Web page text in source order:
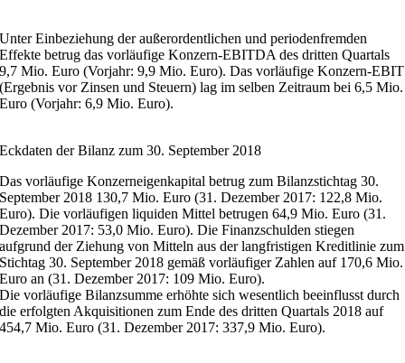
Unter Einbeziehung der außerordentlichen und periodenfremden
Effekte betrug das vorläufige Konzern-EBITDA des dritten Quartals
9,7 Mio. Euro (Vorjahr: 9,9 Mio. Euro). Das vorläufige Konzern-EBIT
(Ergebnis vor Zinsen und Steuern) lag im selben Zeitraum bei 6,5 Mio.
Euro (Vorjahr: 6,9 Mio. Euro).
Eckdaten der Bilanz zum 30. September 2018
Das vorläufige Konzerneigenkapital betrug zum Bilanzstichtag 30.
September 2018 130,7 Mio. Euro (31. Dezember 2017: 122,8 Mio.
Euro). Die vorläufigen liquiden Mittel betrugen 64,9 Mio. Euro (31.
Dezember 2017: 53,0 Mio. Euro). Die Finanzschulden stiegen
aufgrund der Ziehung von Mitteln aus der langfristigen Kreditlinie zum
Stichtag 30. September 2018 gemäß vorläufiger Zahlen auf 170,6 Mio.
Euro an (31. Dezember 2017: 109 Mio. Euro).
Die vorläufige Bilanzsumme erhöhte sich wesentlich beeinflusst durch
die erfolgten Akquisitionen zum Ende des dritten Quartals 2018 auf
454,7 Mio. Euro (31. Dezember 2017: 337,9 Mio. Euro).